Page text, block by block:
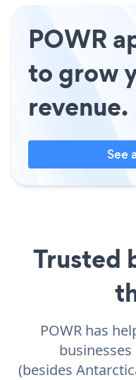
POWR
to grow
revenue.
See
Trusted
POWR has
(besides